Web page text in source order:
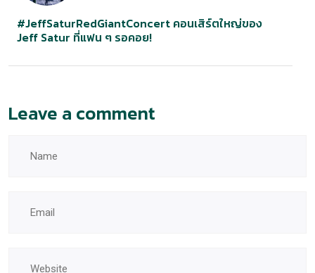
#JeffSaturRedGiantConcert คอนเสิร์ตใหญ่ของ
Jeff Satur ที่แฟน ๆ รอคอย!
Leave a comment